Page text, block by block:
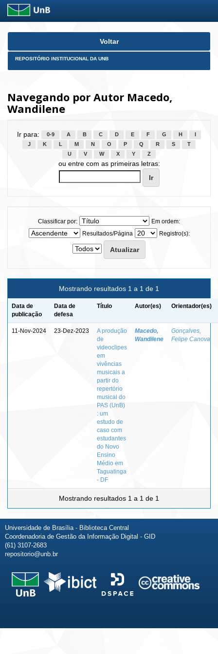
Skip
Voltar
REPOSITÓRIO INSTITUCIONAL DA UNB
Navegando por Autor Macedo,
Wandilene
Ir para: 0-9 A B C D E F G H
J
K L M N O P Q R S
T
U
V W X Y Z
ou entre com as primeiras letras:
Classificar por:
Em ordem:
Resultados/Página
Registro(s):
Mostrando resultados 1 a 1 de 1
Data de
publicação
Data de
defesa
Título Autor(es) Orientador(es)
11-Nov-2024 23-Dez-2023
A produção
de
videoclipes
em
vivências
musicais a
partir do
repertório
musical do
PAS (UnB)
: um
estudo de
caso com
estudantes
do Novo
Ensino
Médio em
Taguatinga
- DF
Macedo,
Wandilene
Gonçalves,
Felipe Canova
Mostrando resultados 1 a 1 de 1
Universidade de Brasília - Biblioteca Central
Coordenadoria de Gestão da Informação Digital - GID
(61) 3107-2683
repositorio@unb.br